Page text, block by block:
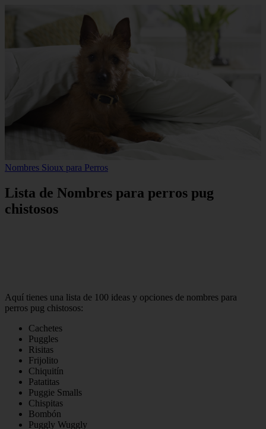
Nombres Sioux para Perros
Lista de Nombres para perros pug
chistosos
Aquí tienes una lista de 100 ideas y opciones de nombres para
perros pug chistosos:
Cachetes
Puggles
Risitas
Frijolito
Chiquitín
Patatitas
Puggie Smalls
Chispitas
Bombón
Puggly Wuggly